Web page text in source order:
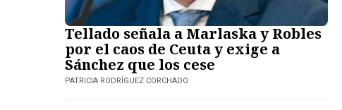
Tellado señala a Marlaska y Robles
por el caos de Ceuta y exige a
Sánchez que los cese
PATRICIA RODRÍGUEZ CORCHADO